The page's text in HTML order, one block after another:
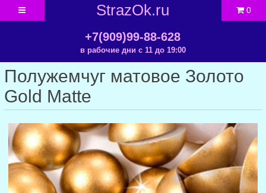
StrazOk.ru
+7(909)99-88-628
в рабочие дни с 11 до 19:00
0
Полужемчуг матовое Золото
Gold Matte